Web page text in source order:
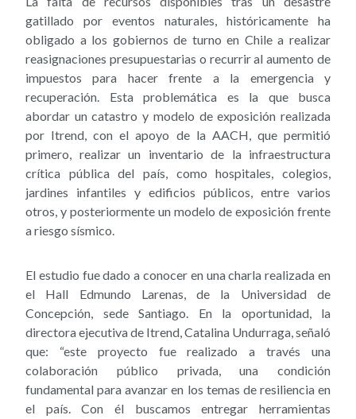
gatillado por eventos naturales, históricamente ha
obligado a los gobiernos de turno en Chile a realizar
reasignaciones presupuestarias o recurrir al aumento de
impuestos para hacer frente a la emergencia y
recuperación. Esta problemática es la que busca
abordar un catastro y modelo de exposición realizada
por Itrend, con el apoyo de la AACH, que permitió
primero, realizar un inventario de la infraestructura
crítica pública del país, como hospitales, colegios,
jardines infantiles y edificios públicos, entre varios
otros, y posteriormente un modelo de exposición frente
a riesgo sísmico.
El estudio fue dado a conocer en una charla realizada en
el Hall Edmundo Larenas, de la Universidad de
Concepción, sede Santiago. En la oportunidad, la
directora ejecutiva de Itrend, Catalina Undurraga, señaló
que: “este proyecto fue realizado a través una
colaboración público privada, una condición
fundamental para avanzar en los temas de resiliencia en
el país. Con él buscamos entregar herramientas